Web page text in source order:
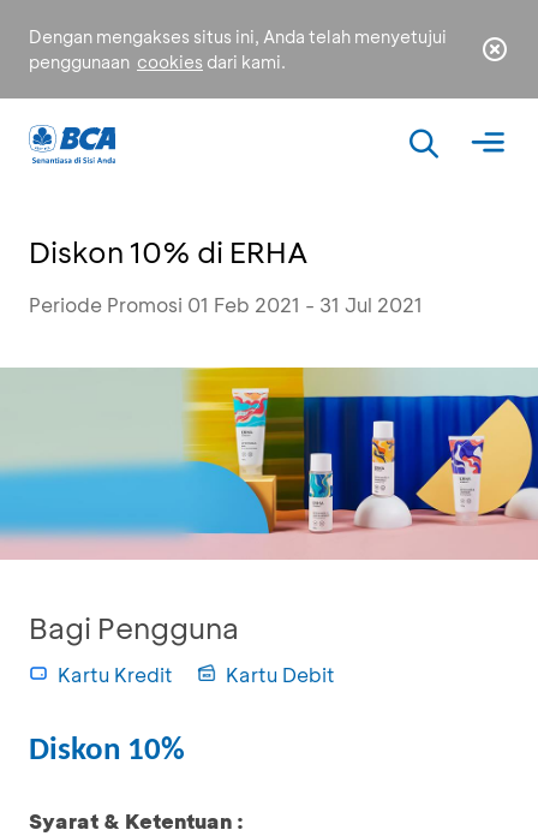
Dengan mengakses situs ini, Anda telah menyetujui
penggunaan cookies dari kami.
Diskon 10% di ERHA
Periode Promosi 01 Feb 2021 - 31 Jul 2021
Bagi Pengguna
Kartu Kredit Kartu Debit
Diskon 10%
Syarat & Ketentuan :